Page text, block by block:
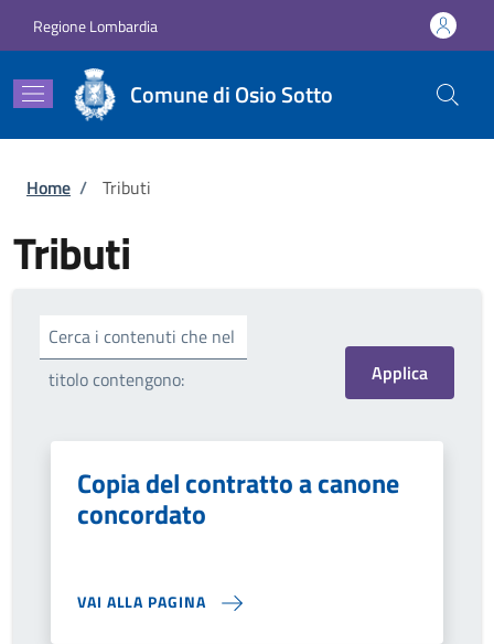
Regione Lombardia
Comune di Osio Sotto
Briciole di pane
Home / Tributi
Tributi
Cerca i contenuti che nel
titolo contengono:
Copia del contratto a canone
concordato
VAI ALLA PAGINA